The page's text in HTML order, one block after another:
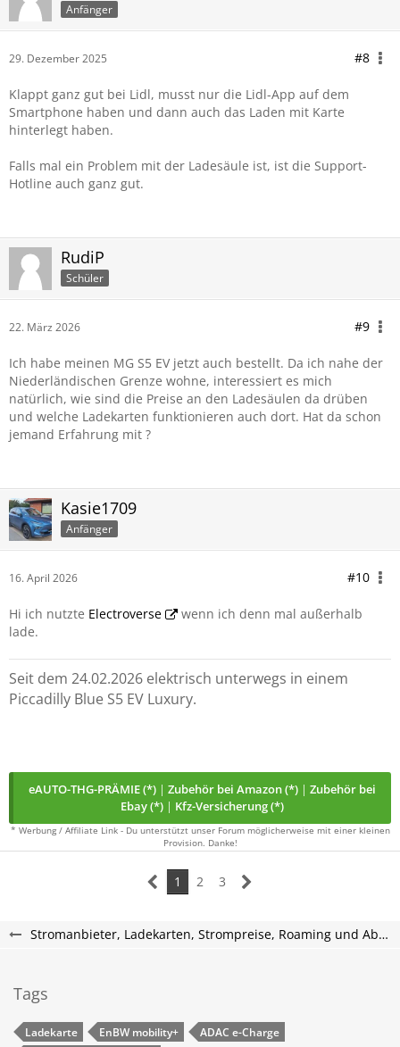
Anfänger
29. Dezember 2025 #8
Klappt ganz gut bei Lidl, musst nur die Lidl-App auf dem
Smartphone haben und dann auch das Laden mit Karte
hinterlegt haben.
Falls mal ein Problem mit der Ladesäule ist, ist die Support-
Hotline auch ganz gut.
RudiP
Schüler
22. März 2026 #9
Ich habe meinen MG S5 EV jetzt auch bestellt. Da ich nahe der
Niederländischen Grenze wohne, interessiert es mich
natürlich, wie sind die Preise an den Ladesäulen da drüben
und welche Ladekarten funktionieren auch dort. Hat da schon
jemand Erfahrung mit ?
Kasie1709
Anfänger
16. April 2026 #10
Hi ich nutzte Electroverse
wenn ich denn mal außerhalb
lade.
Seit dem 24.02.2026 elektrisch unterwegs in einem
Piccadilly Blue S5 EV Luxury.
eAUTO-THG-PRÄMIE (*) | Zubehör bei Amazon (*) | Zubehör bei
Ebay (*) | Kfz-Versicherung (*)
* Werbung / Affiliate Link - Du unterstützt unser Forum möglicherweise mit einer kleinen
Provision. Danke!
1 2 3
Stromanbieter, Ladekarten, Strompreise, Roaming und Abrechnung
Tags
Ladekarte EnBW mobility+ ADAC e-Charge